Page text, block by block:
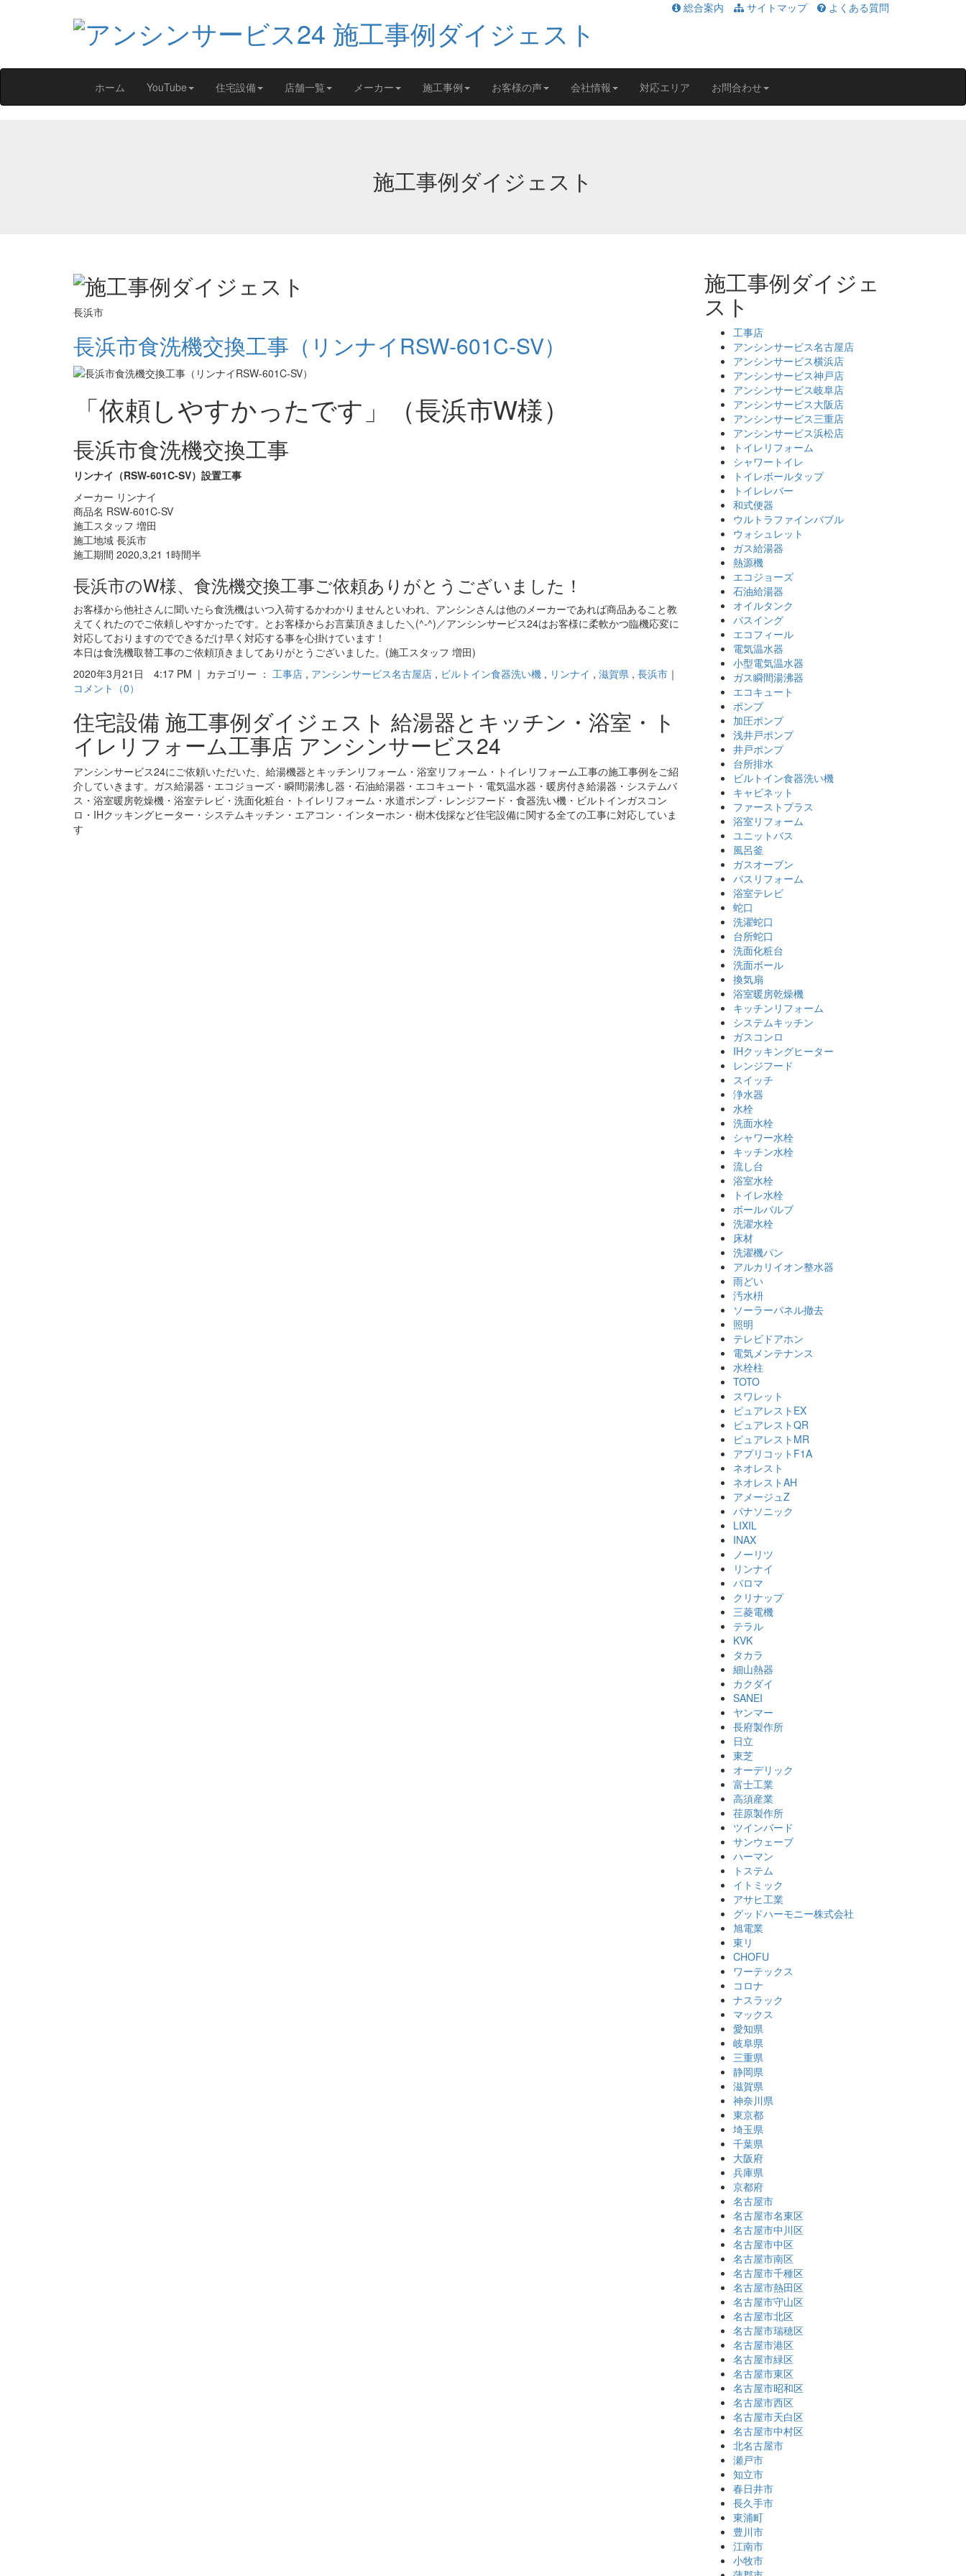
総合案内 サイトマップ よくある質問
ホーム YouTube 住宅設備 店舗一覧 メーカー 施工事例 お客様の声 会社情報 対応エリア お問合わせ
施工事例ダイジェスト
長浜市
長浜市食洗機交換工事（リンナイRSW-601C-SV）
「依頼しやすかったです」（長浜市W様）
長浜市食洗機交換工事
リンナイ（RSW-601C-SV）設置工事
メーカー リンナイ
商品名 RSW-601C-SV
施工スタッフ 増田
施工地域 長浜市
施工期間 2020,3,21 1時間半
長浜市のW様、食洗機交換工事ご依頼ありがとうございました！
お客様から他社さんに聞いたら食洗機はいつ入荷するかわかりませんといわれ、アンシンさんは他のメーカーであれば商品あること教
えてくれたのでご依頼しやすかったです。とお客様からお言葉頂きました＼(^-^)／アンシンサービス24はお客様に柔軟かつ臨機応変に
対応しておりますのでできるだけ早く対応する事を心掛けています！
本日は食洗機取替工事のご依頼頂きましてありがとうございました。(施工スタッフ 増田)
2020年3月21日 4:17 PM | カテゴリー ： 工事店 , アンシンサービス名古屋店 , ビルトイン食器洗い機 , リンナイ , 滋賀県 , 長浜市 ｜
コメント（0）
住宅設備 施工事例ダイジェスト 給湯器とキッチン・浴室・ト
イレリフォーム工事店 アンシンサービス24
アンシンサービス24にご依頼いただいた、給湯機器とキッチンリフォーム・浴室リフォーム・トイレリフォーム工事の施工事例をご紹
介していきます。ガス給湯器・エコジョーズ・瞬間湯沸し器・石油給湯器・エコキュート・電気温水器・暖房付き給湯器・システムバ
ス・浴室暖房乾燥機・浴室テレビ・洗面化粧台・トイレリフォーム・水道ポンプ・レンジフード・食器洗い機・ビルトインガスコン
ロ・IHクッキングヒーター・システムキッチン・エアコン・インターホン・樹木伐採など住宅設備に関する全ての工事に対応していま
す
施工事例ダイジェ
スト
工事店
アンシンサービス名古屋店
アンシンサービス横浜店
アンシンサービス神戸店
アンシンサービス岐阜店
アンシンサービス大阪店
アンシンサービス三重店
アンシンサービス浜松店
トイレリフォーム
シャワートイレ
トイレボールタップ
トイレレバー
和式便器
ウルトラファインバブル
ウォシュレット
ガス給湯器
熱源機
エコジョーズ
石油給湯器
オイルタンク
バスイング
エコフィール
電気温水器
小型電気温水器
ガス瞬間湯沸器
エコキュート
ポンプ
加圧ポンプ
浅井戸ポンプ
井戸ポンプ
台所排水
ビルトイン食器洗い機
キャビネット
ファーストプラス
浴室リフォーム
ユニットバス
風呂釜
ガスオーブン
バスリフォーム
浴室テレビ
蛇口
洗濯蛇口
台所蛇口
洗面化粧台
洗面ボール
換気扇
浴室暖房乾燥機
キッチンリフォーム
システムキッチン
ガスコンロ
IHクッキングヒーター
レンジフード
スイッチ
浄水器
水栓
洗面水栓
シャワー水栓
キッチン水栓
流し台
浴室水栓
トイレ水栓
ボールバルブ
洗濯水栓
床材
洗濯機パン
アルカリイオン整水器
雨どい
汚水枡
ソーラーパネル撤去
照明
テレビドアホン
電気メンテナンス
水栓柱
TOTO
スワレット
ピュアレストEX
ピュアレストQR
ピュアレストMR
アプリコットF1A
ネオレスト
ネオレストAH
アメージュZ
パナソニック
LIXIL
INAX
ノーリツ
リンナイ
パロマ
クリナップ
三菱電機
テラル
KVK
タカラ
細山熱器
カクダイ
SANEI
ヤンマー
長府製作所
日立
東芝
オーデリック
富士工業
高須産業
荏原製作所
ツインバード
サンウェーブ
ハーマン
トステム
イトミック
アサヒ工業
グッドハーモニー株式会社
旭電業
東リ
CHOFU
ワーテックス
コロナ
ナスラック
マックス
愛知県
岐阜県
三重県
静岡県
滋賀県
神奈川県
東京都
埼玉県
千葉県
大阪府
兵庫県
京都府
名古屋市
名古屋市名東区
名古屋市中川区
名古屋市中区
名古屋市南区
名古屋市千種区
名古屋市熱田区
名古屋市守山区
名古屋市北区
名古屋市瑞穂区
名古屋市港区
名古屋市緑区
名古屋市東区
名古屋市昭和区
名古屋市西区
名古屋市天白区
名古屋市中村区
北名古屋市
瀬戸市
知立市
春日井市
長久手市
東浦町
豊川市
江南市
小牧市